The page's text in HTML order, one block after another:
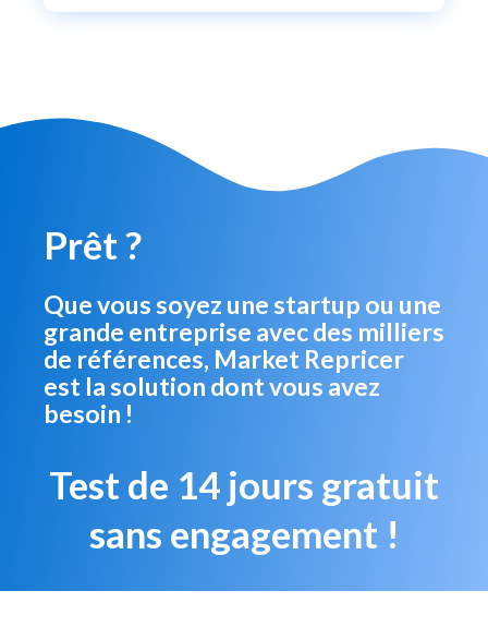
Prêt ?
Que vous soyez une startup ou une
grande entreprise avec des milliers
de références, Market Repricer
est la solution dont vous avez
besoin !
Test de 14 jours gratuit
sans engagement !